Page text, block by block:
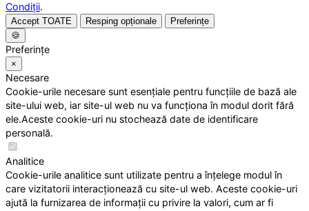
Condiții.
Accept TOATE Resping opționale
Preferințe
🍪
Preferințe
×
Necesare
Cookie-urile necesare sunt esențiale pentru funcțiile de bază ale
site-ului web, iar site-ul web nu va funcționa în modul dorit fără
ele.Aceste cookie-uri nu stochează date de identificare
personală.
Analitice
Cookie-urile analitice sunt utilizate pentru a înțelege modul în
care vizitatorii interacționează cu site-ul web. Aceste cookie-uri
ajută la furnizarea de informații cu privire la valori, cum ar fi